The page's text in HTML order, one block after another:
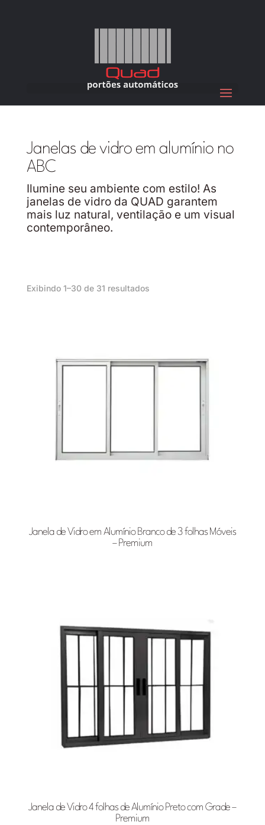
Janelas de vidro em alumínio no
ABC
Ilumine seu ambiente com estilo! As
janelas de vidro da QUAD garantem
mais luz natural, ventilação e um visual
contemporâneo.
Exibindo 1–30 de 31 resultadosClassificado
Janela de Vidro em Alumínio Branco de 3 folhas Móveis
– Premium
Janela de Vidro 4 folhas de Alumínio Preto com Grade –
Premium